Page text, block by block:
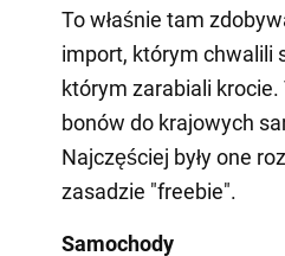
To właśnie tam
import, którym chwalili
którym zarabiali
bonów do krajowych
Najczęściej były one
zasadzie "freebie".
Samochody